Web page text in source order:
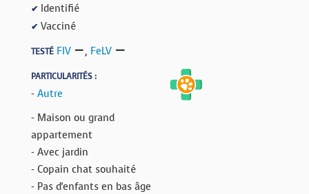
✔ Identifié
✔ Vacciné
TESTÉ FIV , FeLV
PARTICULARITÉS :
- Autre
- Maison ou grand
appartement
- Avec jardin
- Copain chat souhaité
- Pas d'enfants en bas âge